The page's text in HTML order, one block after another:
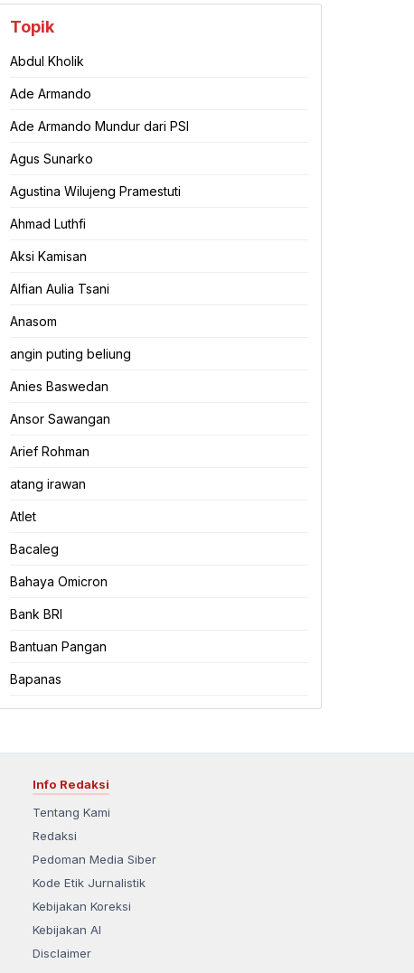
Topik
Abdul Kholik
Ade Armando
Ade Armando Mundur dari PSI
Agus Sunarko
Agustina Wilujeng Pramestuti
Ahmad Luthfi
Aksi Kamisan
Alfian Aulia Tsani
Anasom
angin puting beliung
Anies Baswedan
Ansor Sawangan
Arief Rohman
atang irawan
Atlet
Bacaleg
Bahaya Omicron
Bank BRI
Bantuan Pangan
Bapanas
Info Redaksi
Tentang Kami
Redaksi
Pedoman Media Siber
Kode Etik Jurnalistik
Kebijakan Koreksi
Kebijakan AI
Disclaimer